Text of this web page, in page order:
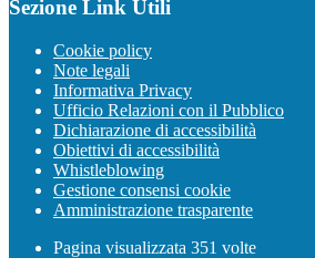
Sezione Link Utili
Cookie policy
Note legali
Informativa Privacy
Ufficio Relazioni con il Pubblico
Dichiarazione di accessibilità
Obiettivi di accessibilità
Whistleblowing
Gestione consensi cookie
Amministrazione trasparente
Pagina visualizzata 351 volte